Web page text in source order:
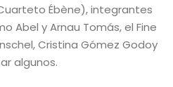
Ébène), integrantes
Abel y Arnau Tomás, el Fine
Cristina Gómez Godoy
algunos.